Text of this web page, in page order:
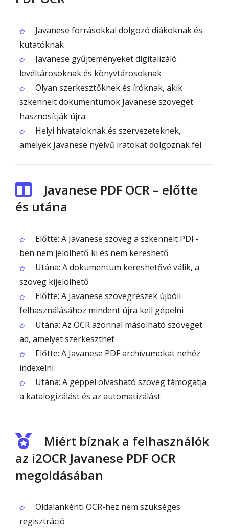
Javanese forrásokkal dolgozó diákoknak és
kutatóknak
Javanese gyűjteményeket digitalizáló
levéltárosoknak és könyvtárosoknak
Olyan szerkesztőknek és íróknak, akik
szkennelt dokumentumok Javanese szövegét
hasznosítják újra
Helyi hivataloknak és szervezeteknek,
amelyek Javanese nyelvű iratokat dolgoznak fel
Javanese PDF OCR – előtte
és utána
Előtte: A Javanese szöveg a szkennelt PDF-
ben nem jelölhető ki és nem kereshető
Utána: A dokumentum kereshetővé válik, a
szöveg kijelölhető
Előtte: A Javanese szövegrészek újbóli
felhasználásához mindent újra kell gépelni
Utána: Az OCR azonnal másolható szöveget
ad, amelyet szerkeszthet
Előtte: A Javanese PDF archívumokat nehéz
indexelni
Utána: A géppel olvasható szöveg támogatja
a katalogizálást és az automatizálást
Miért bíznak a felhasználók
az i2OCR Javanese PDF OCR
megoldásában
Oldalankénti OCR-hez nem szükséges
regisztráció